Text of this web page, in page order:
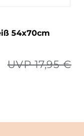
54x70cm
UVP 17,95 €